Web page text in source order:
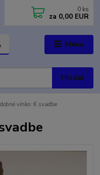
Menu
Hľadať
0 ks
za 0,00 EUR
vínko: K svadbe